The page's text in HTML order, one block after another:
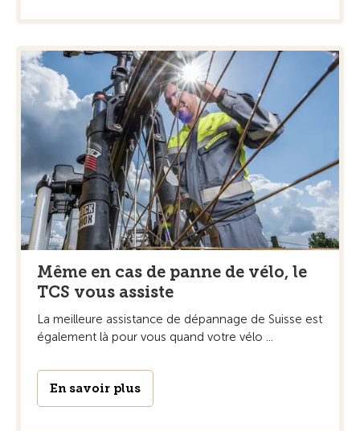
Même en cas de panne de vélo, le
TCS vous assiste
La meilleure assistance de dépannage de Suisse est
également là pour vous quand votre vélo ...
En savoir plus